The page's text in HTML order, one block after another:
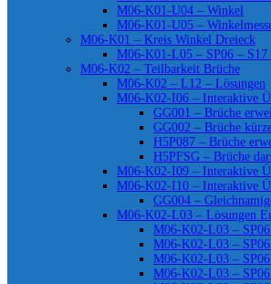
M06-K01-U04 – Winkel
M06-K01-U05 –
M06-K01 – Kreis Winkel Dreieck
M06-K01-L05 – SP06 – S17
M06-K02 – Teilbarkeit Brüche
M06-K02 – L12 – Lösungen
M06-K02-I06 – Interaktive
GG001 – Brüche
GG002 – Brüche
H5P087 – Brüche
H5PFSG – Brüche
M06-K02-I09 – Interaktive
M06-K02-I10 – Interaktive
GG004 –
M06-K02-L03 – Lösungen
M06-K02-L03 –
M06-K02-L03 –
M06-K02-L03 –
M06-K02-L03 –